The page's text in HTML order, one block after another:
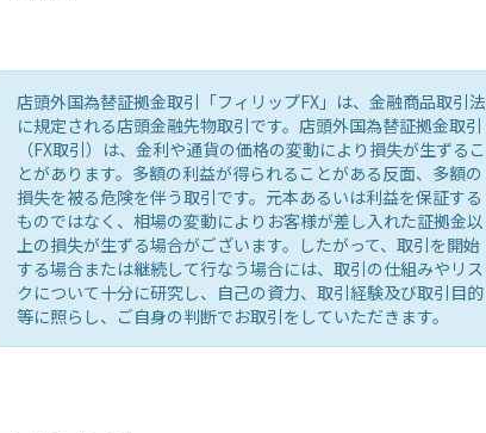
店頭外国為替証拠金取引「フィリップFX」は、金融商品取引法
に規定される店頭金融先物取引です。店頭外国為替証拠金取引
（FX取引）は、金利や通貨の価格の変動により損失が生ずるこ
とがあります。多額の利益が得られることがある反面、多額の
損失を被る危険を伴う取引です。元本あるいは利益を保証する
ものではなく、相場の変動によりお客様が差し入れた証拠金以
上の損失が生ずる場合がございます。したがって、取引を開始
する場合または継続して行なう場合には、取引の仕組みやリス
クについて十分に研究し、自己の資力、取引経験及び取引目的
等に照らし、ご自身の判断でお取引をしていただきます。